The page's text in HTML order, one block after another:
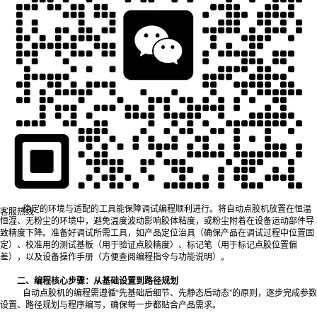
整性与功能性。首先检查点胶阀（如螺杆阀、气动阀）是否清洁，确保阀体无胶体残
留、出胶口无堵塞或损伤——若存在残留胶体，需用适配清洁剂彻底清理，避免影响
后续胶体输出稳定性；其次检查运动机构（如导轨、机械臂）是否灵活，手动推动机
械臂时应无卡顿、异响，若发现卡顿，需检查导轨润滑情况或是否存在部件松动；最
后确认电气系统与传感器（如位置传感器、压力传感器）是否正常，开机后观察设备
指示灯状态，确保无故障报警，传感器能准确识别产品位置。
（二）产品需求与参数梳理
调试编程需以产品点胶需求为核心，提前明确关键信息可避免编程方向偏差。
需梳理的内容包括：点胶位置（如产品表面的焊点、封装区域）、点胶形态（如圆
形、条形、点状）、点胶路径（如顺时针环绕、直线依次点胶），以及胶体特性（如
粘度、固化速度）。例如，针对电子元件的引脚点胶，需明确每个引脚的点胶坐标、
点胶量需求；针对大面积封装点胶，需确定点胶路径的间距与覆盖范围。同时，需结
合胶体特性判断是否需要调整点胶速度——粘度高的胶体需适当降低点胶速度，避免
胶体断裂；粘度低的胶体需控制速度防止扩散。
稳定的环境与适配的工具能保障调试编程顺利进行。将自动点胶机放置在恒温
恒湿、无粉尘的环境中，避免温度波动影响胶体粘度，或粉尘附着在设备运动部件导
致精度下降。准备好调试所需工具，如产品定位治具（确保产品在调试过程中位置固
定）、校准用的测试基板（用于验证点胶精度）、标记笔（用于标记点胶位置偏
差），以及设备操作手册（方便查阅编程指令与功能说明）。
二、编程核心步骤：从基础设置到路径规划
自动点胶机的编程需遵循“先基础后细节、先静态后动态”的原则，逐步完成参数
设置、路径规划与程序编写，确保每一步都贴合产品需求。
客服热线